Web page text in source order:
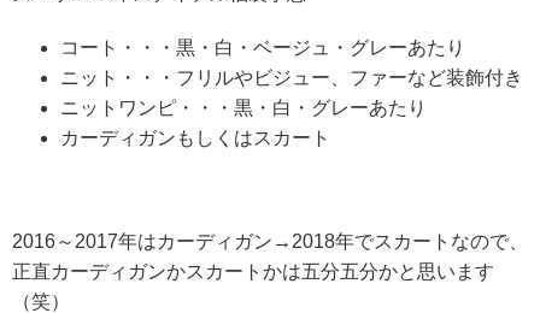
コート・・・黒・白・ベージュ・グレーあたり
ニット・・・フリルやビジュー、ファーなど装飾付き
ニットワンピ・・・黒・白・グレーあたり
カーディガンもしくはスカート
2016～2017年はカーディガン→2018年でスカートなので、
正直カーディガンかスカートかは五分五分かと思います
（笑）